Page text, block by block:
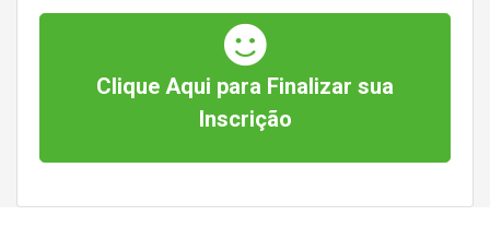
Clique Aqui para Finalizar sua
Inscrição